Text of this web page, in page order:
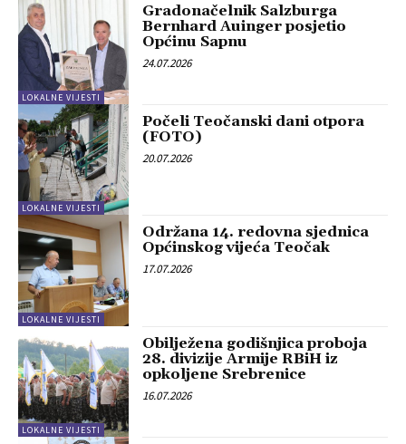
LOKALNE VIJESTI
Gradonačelnik Salzburga
Bernhard Auinger posjetio
Općinu Sapnu
24.07.2026
LOKALNE VIJESTI
Počeli Teočanski dani otpora
(FOTO)
20.07.2026
LOKALNE VIJESTI
Održana 14. redovna sjednica
Općinskog vijeća Teočak
17.07.2026
LOKALNE VIJESTI
Obilježena godišnjica proboja
28. divizije Armije RBiH iz
opkoljene Srebrenice
16.07.2026